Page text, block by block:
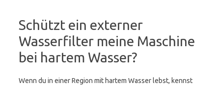
Schützt ein externer
Wasserfilter meine Maschine
bei hartem Wasser?
Wenn du in einer Region mit hartem Wasser lebst, kennst